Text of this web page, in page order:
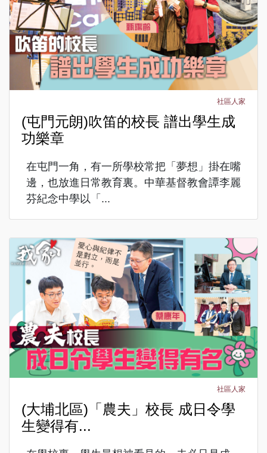
社區人家
(屯門元朗)吹笛的校長 譜出學生成
功樂章
在屯門一角，有一所學校常把「夢想」掛在嘴
邊，也放進日常教育裏。中華基督教會譚李麗
芬紀念中學以「...
社區人家
(大埔北區)「農夫」校長 成日令學
生變得有...